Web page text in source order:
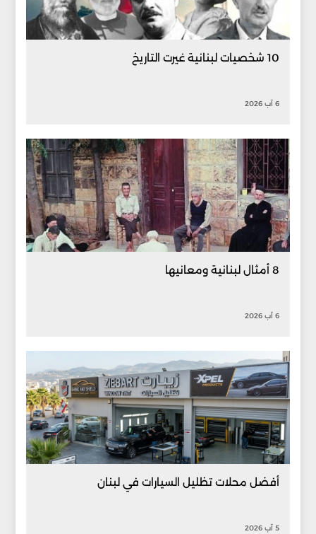
10 شخصيات لبنانية غيرت التاريخ
6 آب 2026
8 أمثال لبنانية ومعانيها
6 آب 2026
أفضل محلات تظليل السيارات في لبنان
5 آب 2026